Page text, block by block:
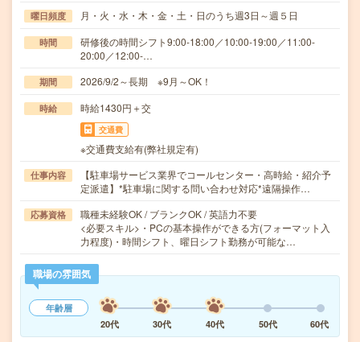
曜日頻度 月・火・水・木・金・土・日のうち週3日～週５日
時間
研修後の時間シフト9:00-18:00／10:00-19:00／11:00-
20:00／12:00-…
期間 2026/9/2～長期 ※9月～OK！
時給 時給1430円＋交
交通費
※交通費支給有(弊社規定有)
仕事内容
【駐車場サービス業界でコールセンター・高時給・紹介予
定派遣】*駐車場に関する問い合わせ対応*遠隔操作…
応募資格
職種未経験OK / ブランクOK / 英語力不要
<必要スキル>・PCの基本操作ができる方(フォーマット入
力程度)・時間シフト、曜日シフト勤務が可能な…
職場の雰囲気
年齢層
20代
30代 40代 50代 60代